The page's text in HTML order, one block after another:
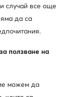
случай все още
да са
ползване на
можем да